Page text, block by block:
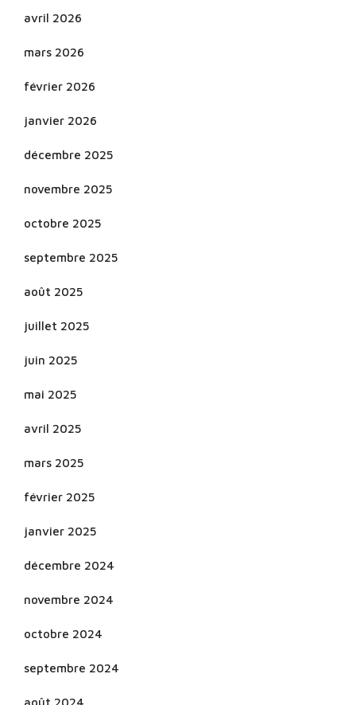
avril 2026
mars 2026
février 2026
janvier 2026
décembre 2025
novembre 2025
octobre 2025
septembre 2025
août 2025
juillet 2025
juin 2025
mai 2025
avril 2025
mars 2025
février 2025
janvier 2025
décembre 2024
novembre 2024
octobre 2024
septembre 2024
août 2024